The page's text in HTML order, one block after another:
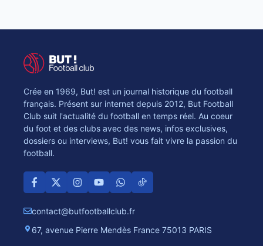
Crée en 1969, But! est un journal historique du football
français. Présent sur internet depuis 2012, But Football
Club suit l'actualité du football en temps réel. Au coeur
du foot et des clubs avec des news, infos exclusives,
dossiers ou interviews, But! vous fait vivre la passion du
football.
contact@butfootballclub.fr
67, avenue Pierre Mendès France 75013 PARIS